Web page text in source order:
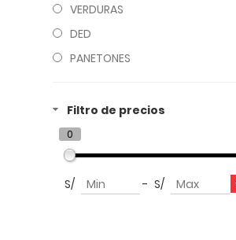
VERDURAS
DED
PANETONES
Filtro de precios
0
S/ - S/